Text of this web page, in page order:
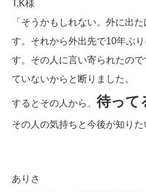
T.K様
「そうかもしれない。外に出
す。それから外出先で10年ぶ
す。その人に言い寄られたの
ていないからと断りました。
するとその人から、 待って
その人の気持ちと今後が知りた
ありさ